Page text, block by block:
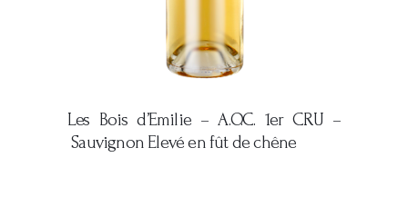
Les Bois d’Emilie –A.O.C. 1er CRU –
Sauvignon Elevé en fût de chêne